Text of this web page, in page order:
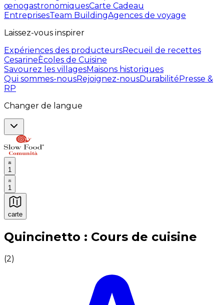
œnogastronomiquesCarte Cadeau
EntreprisesTeam BuildingAgences de voyage
Laissez-vous inspirer
Expériences des producteursRecueil de recettes
CesarineÈcoles de Cuisine
Savourez les villagesMaisons historiques
Qui sommes-nousRejoignez-nousDurabilitéPresse &
RP
Changer de langue
1
1
carte
Expériences culinaires inoubliables : Expériences
Quincinetto : Cours de cuisine
(2)